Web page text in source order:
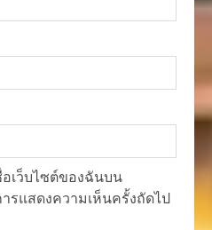
เว็บไซต์ของฉันบน
รแสดงความเห็นครั้งถัดไป